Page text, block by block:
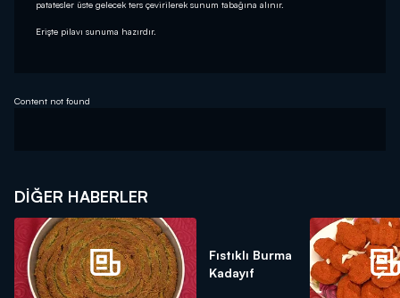
patatesler üste gelecek ters çevirilerek sunum tabağına alınır.
Erişte pilavı sunuma hazırdır.
Content not found
DIĞER HABERLER
Fıstıklı Burma
Kadayıf